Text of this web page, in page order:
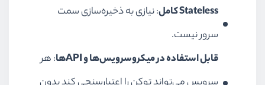
Stateless کامل
: نیازی به ذخیره‌سازی سمت
سرور نیست.
قابل استفاده در میکروسرویس‌ها و APIها
: هر